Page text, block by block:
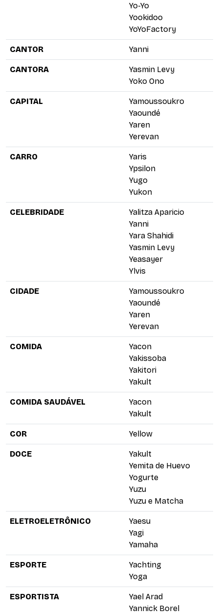
Yo-Yo
Yookidoo
YoYoFactory
CANTOR Yanni
CANTORA
Yasmin Levy
Yoko Ono
CAPITAL
Yamoussoukro
Yaoundé
Yaren
Yerevan
CARRO
Yaris
Ypsilon
Yugo
Yukon
CELEBRIDADE
Yalitza Aparicio
Yanni
Yara Shahidi
Yasmin Levy
Yeasayer
Ylvis
CIDADE
Yamoussoukro
Yaoundé
Yaren
Yerevan
COMIDA
Yacon
Yakissoba
Yakitori
Yakult
COMIDA SAUDÁVEL
Yacon
Yakult
COR Yellow
DOCE
Yakult
Yemita de Huevo
Yogurte
Yuzu
Yuzu e Matcha
ELETROELETRÔNICO
Yaesu
Yagi
Yamaha
ESPORTE
Yachting
Yoga
ESPORTISTA
Yael Arad
Yannick Borel